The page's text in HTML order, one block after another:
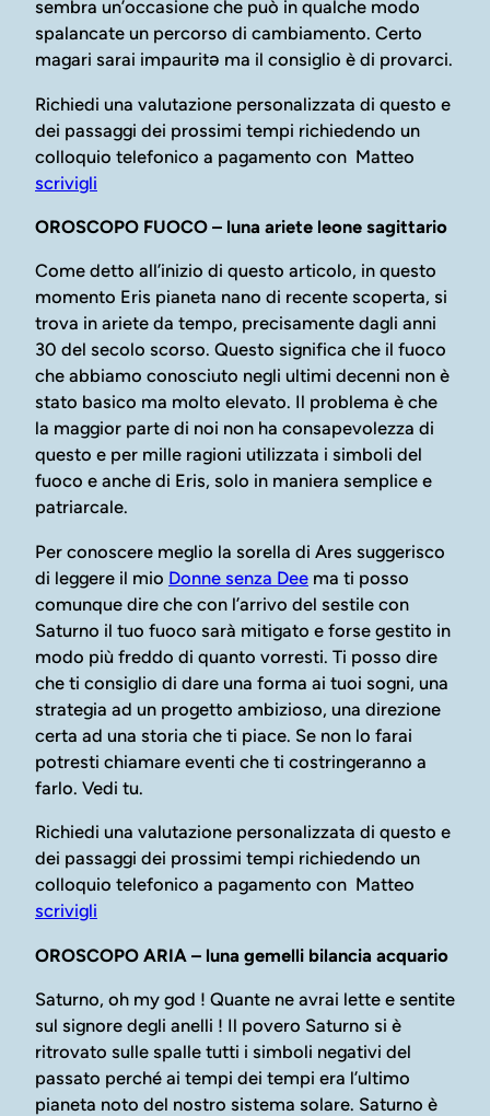
sembra un’occasione che può in qualche modo
spalancate un percorso di cambiamento. Certo
magari sarai impauritə ma il consiglio è di provarci.
Richiedi una valutazione personalizzata di questo e
dei passaggi dei prossimi tempi richiedendo un
colloquio telefonico a pagamento con Matteo
scrivigli
OROSCOPO FUOCO – luna ariete leone sagittario
Come detto all’inizio di questo articolo, in questo
momento Eris pianeta nano di recente scoperta, si
trova in ariete da tempo, precisamente dagli anni
30 del secolo scorso. Questo significa che il fuoco
che abbiamo conosciuto negli ultimi decenni non è
stato basico ma molto elevato. Il problema è che
la maggior parte di noi non ha consapevolezza di
questo e per mille ragioni utilizzata i simboli del
fuoco e anche di Eris, solo in maniera semplice e
patriarcale.
Per conoscere meglio la sorella di Ares suggerisco
di leggere il mio Donne senza Dee ma ti posso
comunque dire che con l’arrivo del sestile con
Saturno il tuo fuoco sarà mitigato e forse gestito in
modo più freddo di quanto vorresti. Ti posso dire
che ti consiglio di dare una forma ai tuoi sogni, una
strategia ad un progetto ambizioso, una direzione
certa ad una storia che ti piace. Se non lo farai
potresti chiamare eventi che ti costringeranno a
farlo. Vedi tu.
Richiedi una valutazione personalizzata di questo e
dei passaggi dei prossimi tempi richiedendo un
colloquio telefonico a pagamento con Matteo
scrivigli
OROSCOPO ARIA – luna gemelli bilancia acquario
Saturno, oh my god ! Quante ne avrai lette e sentite
sul signore degli anelli ! Il povero Saturno si è
ritrovato sulle spalle tutti i simboli negativi del
passato perché ai tempi dei tempi era l’ultimo
pianeta noto del nostro sistema solare. Saturno è